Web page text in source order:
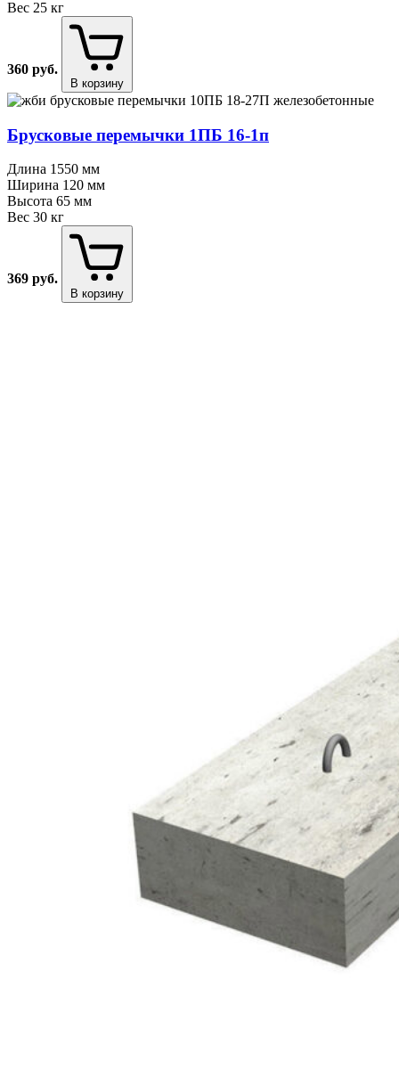
Вес 25 кг
360 руб.
В корзину
Брусковые перемычки 1ПБ 16⁠-⁠1п
Длина 1550 мм
Ширина 120 мм
Высота 65 мм
Вес 30 кг
369 руб.
В корзину